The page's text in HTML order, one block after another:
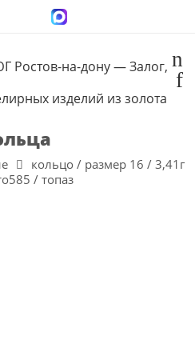
кольцо / размер 16 / 3,41г
/ топаз